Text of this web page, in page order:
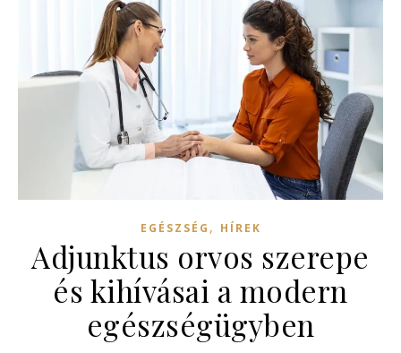
EGÉSZSÉG , HÍREK
Adjunktus orvos szerepe
és kihívásai a modern
egészségügyben